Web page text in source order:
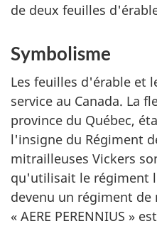
de deux feuilles
Symbolisme
Les feuilles d'érable et
service au Canada. La
province du Québec,
l'insigne du Régiment
mitrailleuses Vickers
qu'utilisait le régiment
devenu un régiment de
« AERE PERENNIUS »